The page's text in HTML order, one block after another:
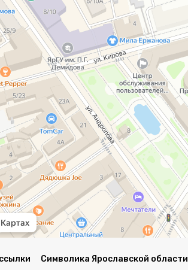
Символика Ярославской области